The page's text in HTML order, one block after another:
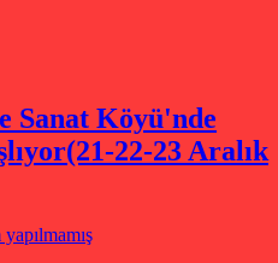
Sanat Köyü'nde
22-23 Aralık